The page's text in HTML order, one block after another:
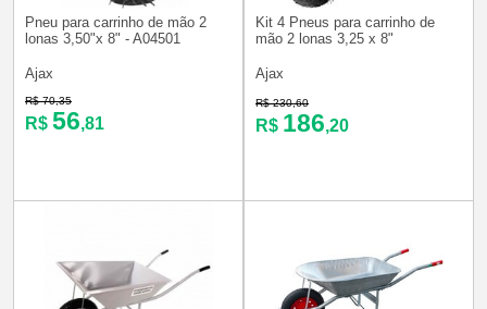
Pneu para carrinho de mão 2
lonas 3,50"x 8" - A04501
Ajax
R$ 70,35
R$ 56,81
Kit 4 Pneus para carrinho de
mão 2 lonas 3,25 x 8"
Ajax
R$ 230,60
R$ 186,20